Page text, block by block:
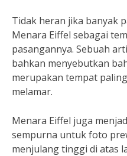
Tidak heran jika banyak
Menara Eiffel sebagai
pasangannya. Sebuah
bahkan menyebutkan
merupakan tempat
melamar.
Menara Eiffel juga
sempurna untuk foto
menjulang tinggi di atas